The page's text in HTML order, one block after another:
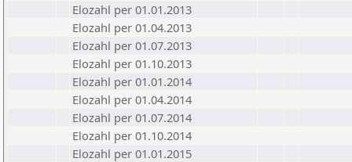
Elozahl per 01.01.2013
Elozahl per 01.04.2013
Elozahl per 01.07.2013
Elozahl per 01.10.2013
Elozahl per 01.01.2014
Elozahl per 01.04.2014
Elozahl per 01.07.2014
Elozahl per 01.10.2014
Elozahl per 01.01.2015